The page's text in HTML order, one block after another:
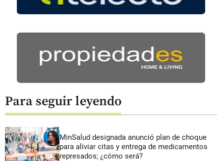
Para seguir leyendo
MinSalud designada anunció plan de choque
para aliviar citas y entrega de medicamentos
represados; ¿cómo será?